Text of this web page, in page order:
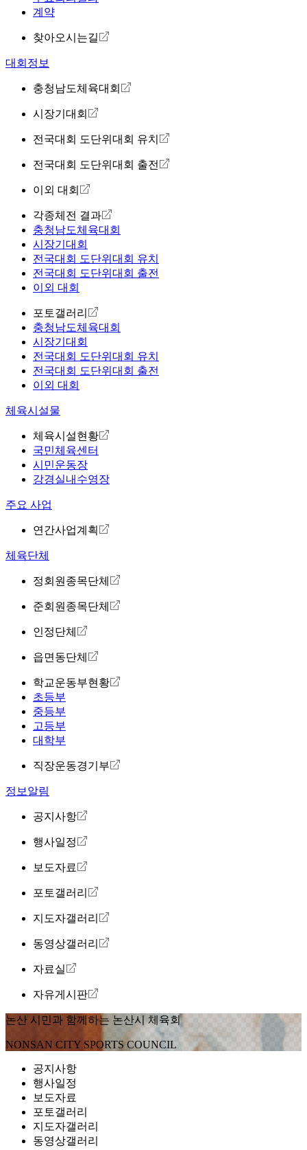
계약
찾아오시는길
대회정보
충청남도체육대회
시장기대회
전국대회 도단위대회 유치
전국대회 도단위대회 출전
이외 대회
각종체전 결과
충청남도체육대회
시장기대회
전국대회 도단위대회 유치
전국대회 도단위대회 출전
이외 대회
포토갤러리
충청남도체육대회
시장기대회
전국대회 도단위대회 유치
전국대회 도단위대회 출전
이외 대회
체육시설물
체육시설현황
국민체육센터
시민운동장
강경실내수영장
주요 사업
연간사업계획
체육단체
정회원종목단체
준회원종목단체
인정단체
읍면동단체
학교운동부현황
초등부
중등부
고등부
대학부
직장운동경기부
정보알림
공지사항
행사일정
보도자료
포토갤러리
지도자갤러리
동영상갤러리
자료실
자유게시판
논산 시민과 함께하는 논산시 체육회
NONSAN CITY SPORTS COUNCIL
공지사항
행사일정
보도자료
포토갤러리
지도자갤러리
동영상갤러리